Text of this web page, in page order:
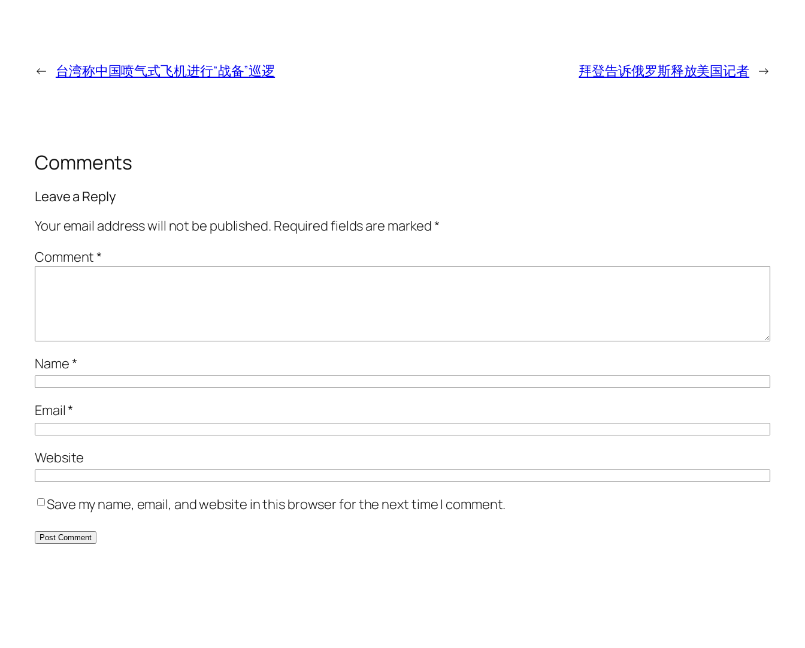
← 台湾称中国喷气式飞机进行“战备”巡逻 拜登告诉俄罗斯释放美国记者 →
Comments
Leave a Reply
Your email address will not be published. Required fields are marked*
Comment*
Name*
Email*
Website
Save my name, email, and website in this browser for the next time I comment.